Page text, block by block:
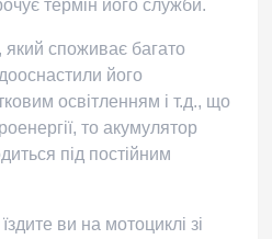
термін його служби.
споживає багато
його
освітленням і т.д., що
то акумулятор
під постійним
ви на мотоциклі зі